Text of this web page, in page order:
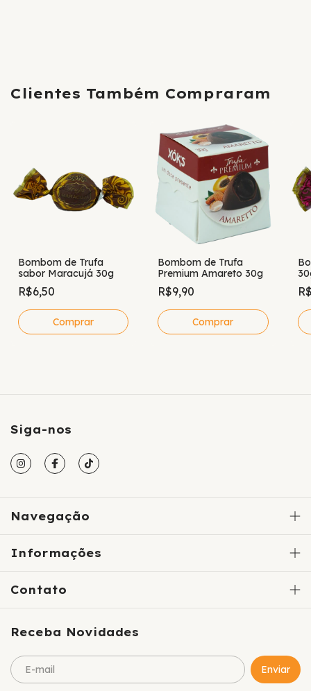
Clientes Também Compraram
Bombom de Trufa
sabor Maracujá 30g
R$6,50
Bombom de Trufa
Premium Amareto 30g
R$9,90
Siga-nos
Navegação
Informações
Contato
Receba Novidades